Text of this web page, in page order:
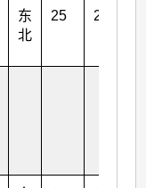
东
北
25 23/9